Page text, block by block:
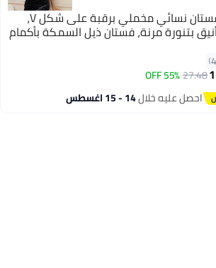
roaiss فستان نسائي مخملي برقبة على شكل V،
بتنورة مرنة، فستان ذيل السمكة بأكمام
27.48
55% OFF
احصل عليه خلال14 - 15 اغسطس